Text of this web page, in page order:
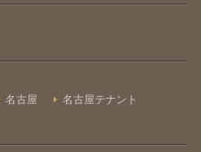
名古屋 名古屋テナント